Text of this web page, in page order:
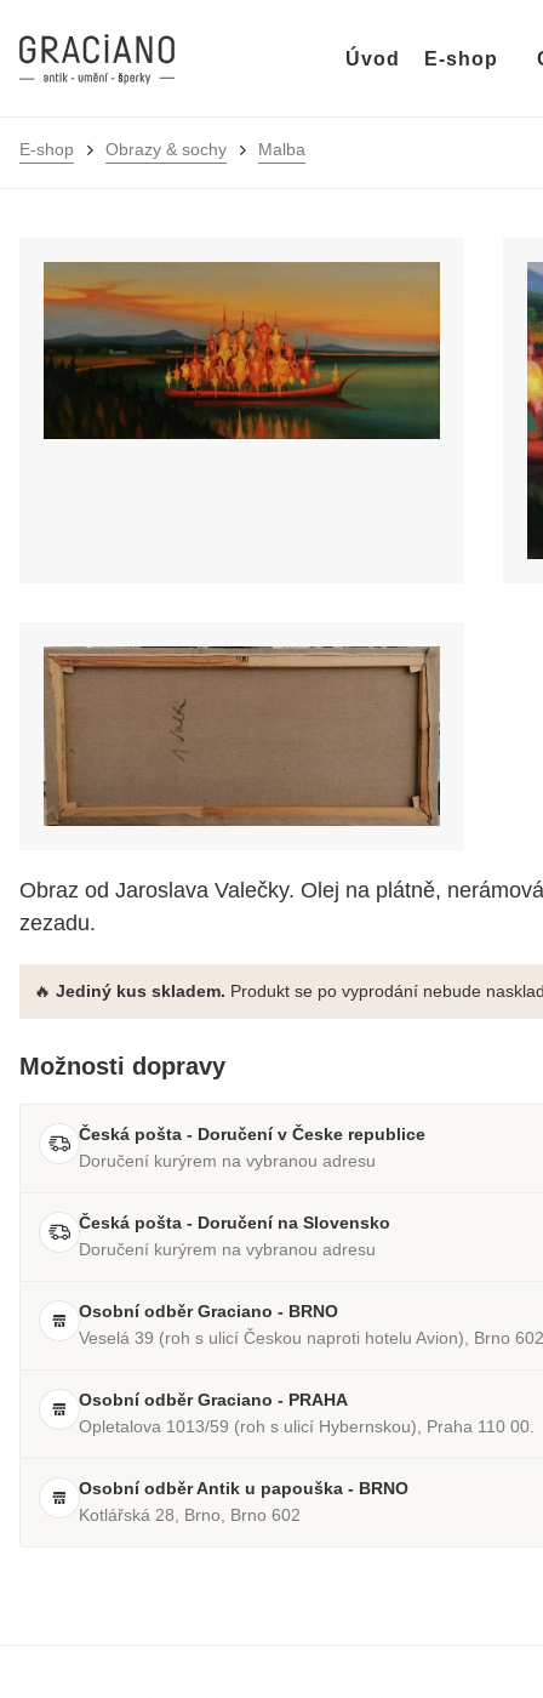
Úvod E-shop
E-shop Obrazy & sochy Malba
Obraz od Jaroslava Valečky. Olej na plátně,
zezadu.
🔥 Jediný kus skladem. Produkt se po vyprodání nebude
Možnosti dopravy
Česká pošta - Doručení v Česke republice
Doručení kurýrem na vybranou adresu
Česká pošta - Doručení na Slovensko
Doručení kurýrem na vybranou adresu
Osobní odběr Graciano - BRNO
Veselá 39 (roh s ulicí Českou naproti hotelu Avion), Brno 602
Osobní odběr Graciano - PRAHA
Opletalova 1013/59 (roh s ulicí Hybernskou), Praha 110 00.
Osobní odběr Antik u papouška - BRNO
Kotlářská 28, Brno, Brno 602